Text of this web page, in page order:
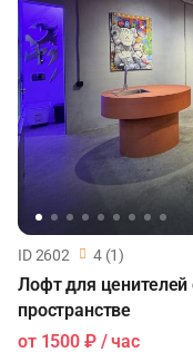
ID 2602 4 (1)
Лофт для ценителей
пространстве
от 1500 ₽/ час